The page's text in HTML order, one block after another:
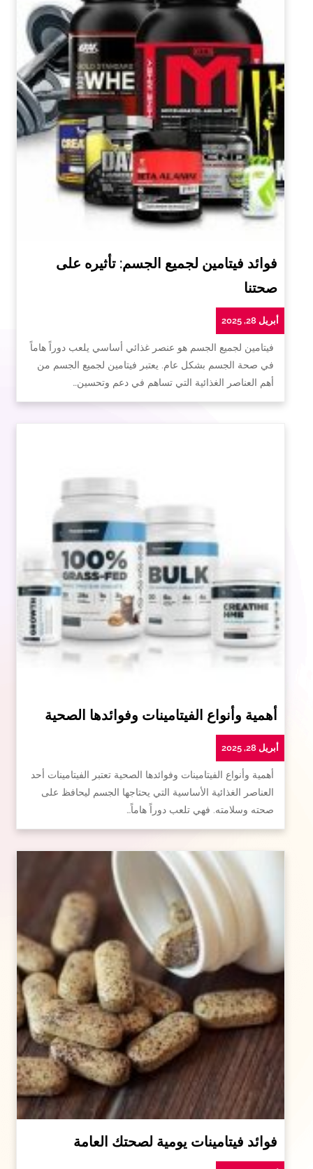
فوائد فيتامين لجميع الجسم: تأثيره على
صحتنا
أبريل 28, 2025
فيتامين لجميع الجسم هو عنصر غذائي أساسي يلعب دوراً هاماً
في صحة الجسم بشكل عام. يعتبر فيتامين لجميع الجسم من
أهم العناصر الغذائية التي تساهم في دعم وتحسين…
أهمية وأنواع الفيتامينات وفوائدها الصحية
أبريل 28, 2025
أهمية وأنواع الفيتامينات وفوائدها الصحية تعتبر الفيتامينات أحد
العناصر الغذائية الأساسية التي يحتاجها الجسم ليحافظ على
صحته وسلامته. فهي تلعب دوراً هاماً…
فوائد فيتامينات يومية لصحتك العامة